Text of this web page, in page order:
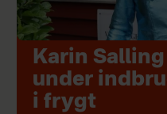
Karin
under
i frygt